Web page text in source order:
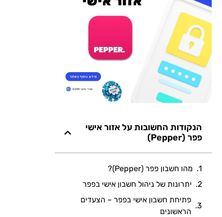
הנקודות החשובות על אזור אישי
פפר (Pepper)
מהו חשבון פפר (Pepper)?
יתרונות של ניהול חשבון אישי בפפר
פתיחת חשבון אישי בפפר – הצעדים
הראשונים